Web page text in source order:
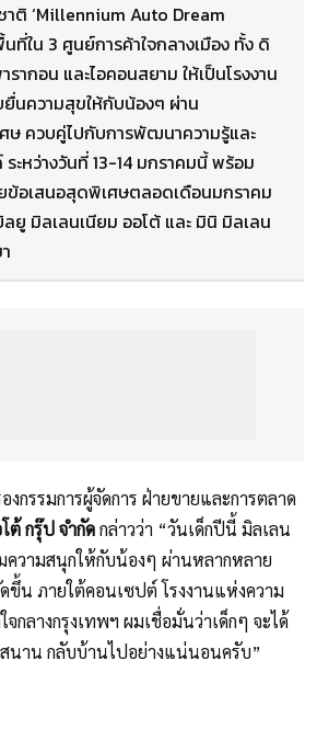
ติ ‘Millennium Auto Dream
ที่ใน 3 ศูนย์การค้าใจกลางเมือง ทั้ง ดิ
ากอน และไอคอนสยาม ให้เป็นโรงงาน
นความสุขให้กับน้องๆ ผ่าน
ษ ควบคู่ไปกับการพัฒนาความรู้และ
ะหว่างวันที่ 13-14 มกราคมนี้ พร้อม
ข้อเสนอสุดพิเศษตลอดเดือนมกราคม
ยู มิลเลนเนียม ออโต้ และ มินิ มิลเลน
งกรรมการผู้จัดการ ฝ่ายขายและการตลาด
ต้ กรุ๊ป จำกัดกล่าวว่า “วันเด็กปีนี้ มิลเลน
ความสนุกให้กับน้องๆ ผ่านหลากหลาย
ขึ้น ภายใต้คอนเซปต์ โรงงานแห่งความ
กลางกรุงเทพฯ ผมเชื่อมั่นว่าเด็กๆ จะได้
นาน กลับบ้านไปอย่างแน่นอนครับ”